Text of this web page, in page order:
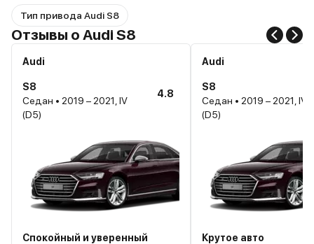
Тип привода Audi S8
Отзывы о Audi S8
Audi
S8
Седан • 2019 – 2021, IV
(D5)
4.8
Спокойный и уверенный
Audi
S8
Седан • 2019 – 2021, IV
(D5)
Крутое авто